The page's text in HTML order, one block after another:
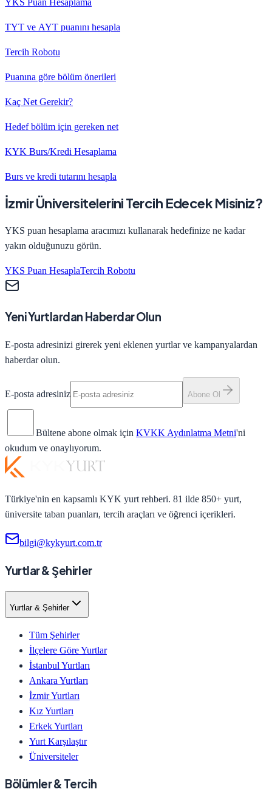
YKS Puan Hesaplama
TYT ve AYT puanını hesapla
Tercih Robotu
Puanına göre bölüm önerileri
Kaç Net Gerekir?
Hedef bölüm için gereken net
KYK Burs/Kredi Hesaplama
Burs ve kredi tutarını hesapla
İzmirÜniversitelerini Tercih Edecek Misiniz?
YKS puan hesaplama aracımızı kullanarak hedefinize ne kadar
yakın olduğunuzu görün.
YKS Puan HesaplaTercih Robotu
Yeni Yurtlardan Haberdar Olun
E-posta adresinizi girerek yeni eklenen yurtlar ve kampanyalardan
haberdar olun.
E-posta adresiniz Abone Ol
Bültene abone olmak için KVKK Aydınlatma Metni'ni
okudum ve onaylıyorum.
Türkiye'nin en kapsamlı KYK yurt rehberi. 81 ilde 850+ yurt,
üniversite taban puanları, tercih araçları ve öğrenci içerikleri.
bilgi@kykyurt.com.tr
Yurtlar & Şehirler
Yurtlar & Şehirler
Tüm Şehirler
İlçelere Göre Yurtlar
İstanbul Yurtları
Ankara Yurtları
İzmir Yurtları
Kız Yurtları
Erkek Yurtları
Yurt Karşılaştır
Üniversiteler
Bölümler & Tercih